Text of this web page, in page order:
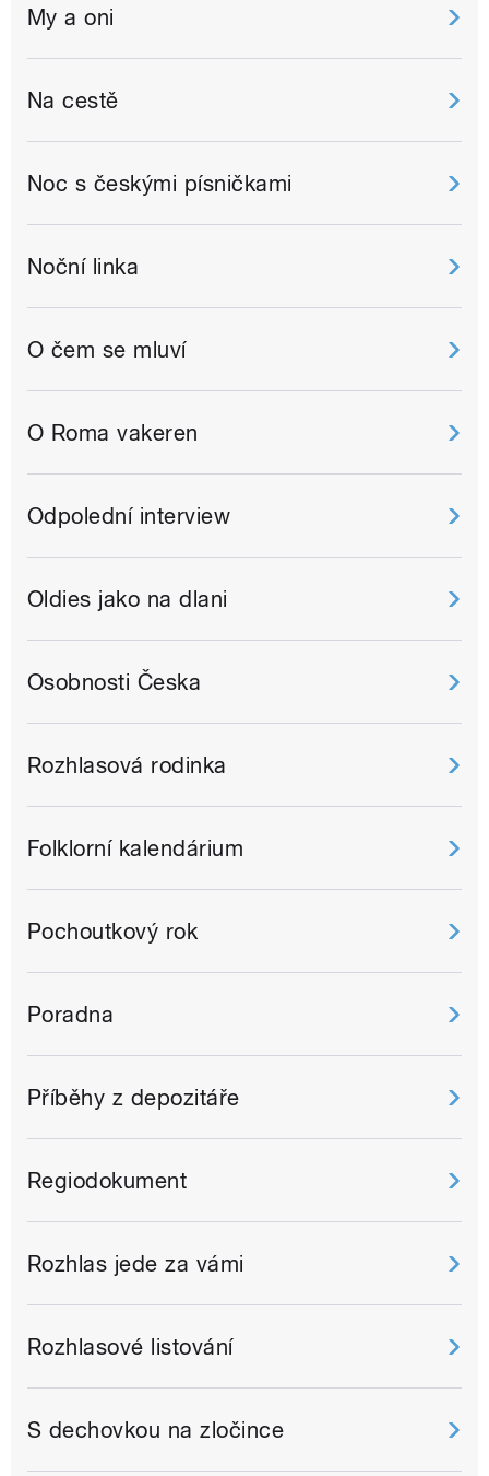
My a oni
Na cestě
Noc s českými písničkami
Noční linka
O čem se mluví
O Roma vakeren
Odpolední interview
Oldies jako na dlani
Osobnosti Česka
Rozhlasová rodinka
Folklorní kalendárium
Pochoutkový rok
Poradna
Příběhy z depozitáře
Regiodokument
Rozhlas jede za vámi
Rozhlasové listování
S dechovkou na zločince